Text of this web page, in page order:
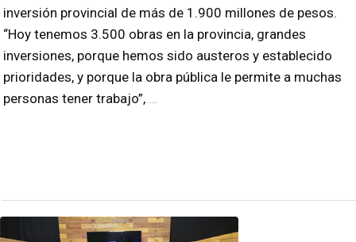
inversión provincial de más de 1.900 millones de pesos.
“Hoy tenemos 3.500 obras en la provincia, grandes
inversiones, porque hemos sido austeros y establecido
prioridades, y porque la obra pública le permite a muchas
personas tener trabajo”,